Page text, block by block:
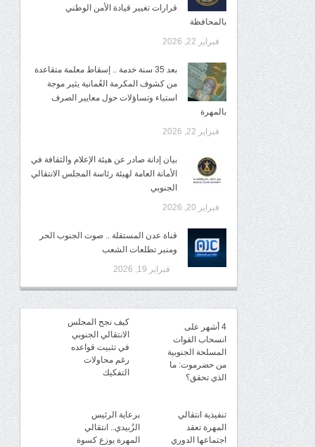
قرارات تغيير قيادة الأمن الوطني
بالمحافظة
فبراير 22, 2026
بعد 35 سنة خدمة .. إسقاط معلمة متقاعدة
من كشوف المكرمة العُمانية يثير موجة
استياء وتساؤلات حول معايير الصرف
بالمهرة
فبراير 22, 2026
بيان إدانة صادر عن هيئة الإعلام والثقافة في
الأمانة العامة لهيئة رئاسة المجلس الانتقالي
الجنوبي
فبراير 20, 2026
قناة عدن المستقلة .. صوت الجنوب الحر
ومنبر تطلعات الشعب
فبراير 19, 2026
4 أشهر على
انسحاب القوات
المسلحة الجنوبية
من حضرموت: ما
الذي تحقق؟
كيف نجح المجلس
الانتقالي الجنوبي
في تثبيت قواعده
رغم محاولات
التفكيك
تنفيذية انتقالي
المهرة تعقد
اجتماعها الدوري
برعاية الرئيس
الزُبيدي.. انتقالي
المهرة يوزع كسوة